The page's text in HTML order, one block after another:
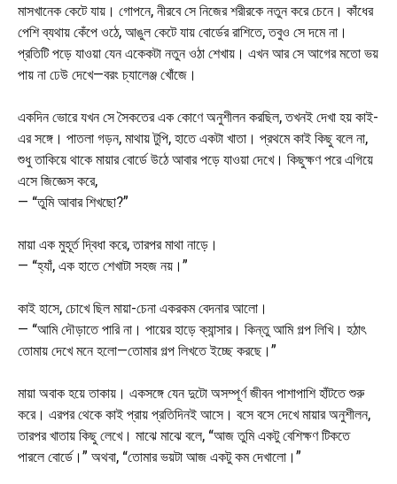
মাসখানেক কেটে যায়। গোপনে, নীরবে সে নিজের শরীরকে নতুন করে চেনে। কাঁধের
পেশি ব্যথায় কেঁপে ওঠে, আঙুল কেটে যায় বোর্ডের রাশিতে, তবুও সে দমে না।
প্রতিটি পড়ে যাওয়া যেন একেকটা নতুন ওঠা শেখায়। এখন আর সে আগের মতো ভয়
পায় না ঢেউ দেখে—বরং চ্যালেঞ্জ খোঁজে।
একদিন ভোরে যখন সে সৈকতের এক কোণে অনুশীলন করছিল, তখনই দেখা হয় কাই-
এর সঙ্গে। পাতলা গড়ন, মাথায় টুপি, হাতে একটা খাতা। প্রথমে কাই কিছু বলে না,
শুধু তাকিয়ে থাকে মায়ার বোর্ডে উঠে আবার পড়ে যাওয়া দেখে। কিছুক্ষণ পরে এগিয়ে
এসে জিজ্ঞেস করে,
— “তুমি আবার শিখছো?”
মায়া এক মুহূর্ত দ্বিধা করে, তারপর মাথা নাড়ে।
— “হ্যাঁ, এক হাতে শেখাটা সহজ নয়।”
কাই হাসে, চোখে ছিল মায়া-চেনা একরকম বেদনার আলো।
— “আমি দৌড়াতে পারি না। পায়ের হাড়ে ক্যান্সার। কিন্তু আমি গল্প লিখি। হঠাৎ
তোমায় দেখে মনে হলো—তোমার গল্প লিখতে ইচ্ছে করছে।”
মায়া অবাক হয়ে তাকায়। একসঙ্গে যেন দুটো অসম্পূর্ণ জীবন পাশাপাশি হাঁটতে শুরু
করে। এরপর থেকে কাই প্রায় প্রতিদিনই আসে। বসে বসে দেখে মায়ার অনুশীলন,
তারপর খাতায় কিছু লেখে। মাঝে মাঝে বলে, “আজ তুমি একটু বেশিক্ষণ টিকতে
পারলে বোর্ডে।” অথবা, “তোমার ভয়টা আজ একটু কম দেখালো।”